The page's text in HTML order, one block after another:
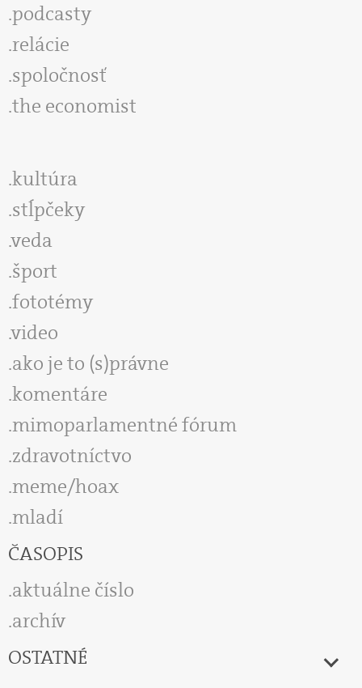
podcasty
relácie
spoločnosť
the economist
kultúra
stĺpčeky
veda
šport
fototémy
video
ako je to (s)právne
komentáre
mimoparlamentné fórum
zdravotníctvo
meme/hoax
mladí
ČASOPIS
aktuálne číslo
archív
OSTATNÉ